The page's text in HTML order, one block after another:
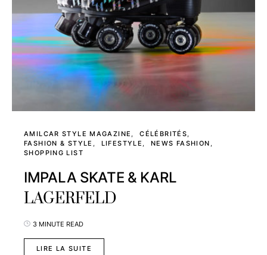
AMILCAR STYLE MAGAZINE
CÉLÉBRITÉS
FASHION & STYLE
LIFESTYLE
NEWS FASHION
SHOPPING LIST
IMPALA SKATE & KARL
LAGERFELD
3 MINUTE READ
LIRE LA SUITE